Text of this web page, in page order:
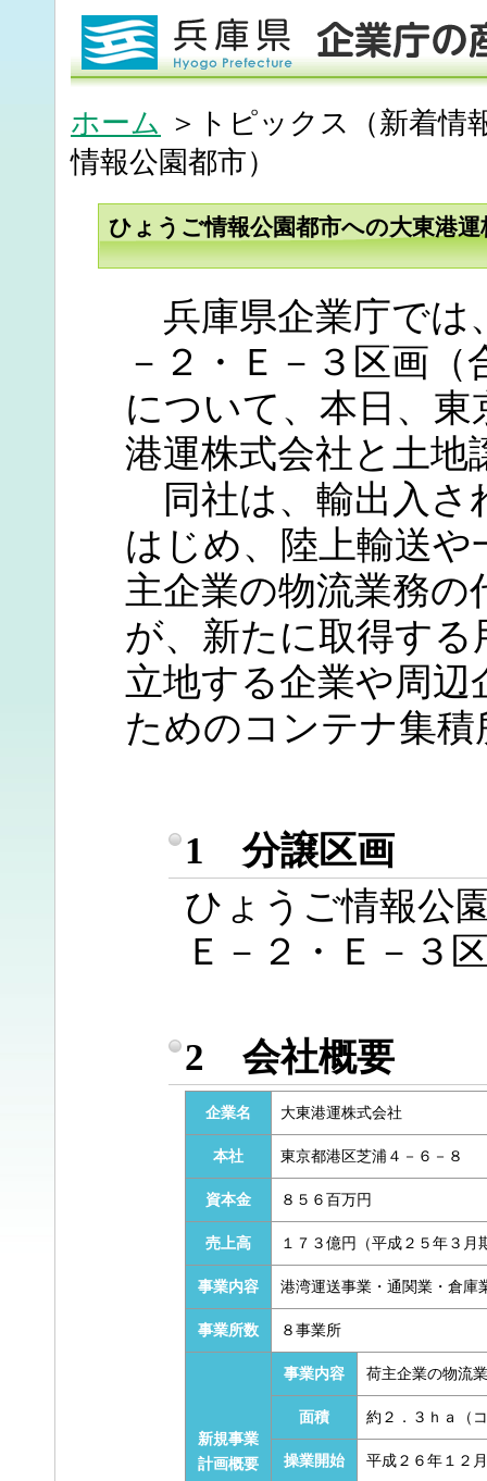
ホーム ＞トピックス（新着情
情報公園都市）
ひょうご情報公園都市への大東港
兵庫県企業庁では
－２・Ｅ－３区画
について、本日、
港運株式会社と土地
同社は、輸出入さ
はじめ、陸上輸送や
主企業の物流業務
が、新たに取得す
立地する企業や周
ためのコンテナ集
1 分譲区画
ひょうご情報公
Ｅ－２・Ｅ－３
2 会社概要
企業名 大東港運株式会社
本社 東京都港区芝浦４－６－８
資本金 ８５６百万円
売上高 １７３億円（平成２５年３月
事業内容 港湾運送事業・通関業・倉庫
事業所数 ８事業所
新規事業
計画概要
事業内容 荷主企業の物流
面積 約２．３ｈａ（
操業開始 平成２６年１２